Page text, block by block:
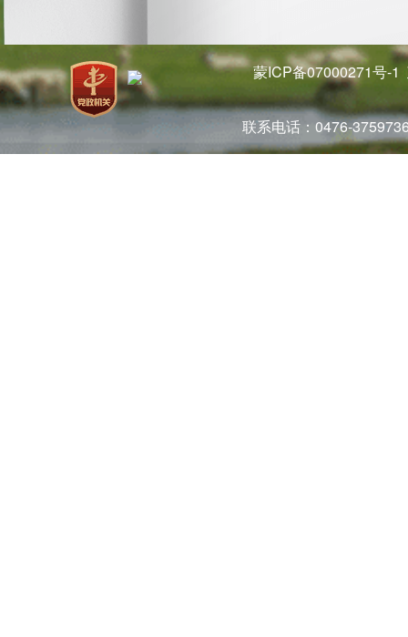
蒙ICP备07000271号-1
联系电话：0476-